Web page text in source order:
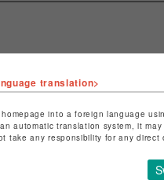
ショップ名
特定商取引法など
ショップお問い合
translation>
into a foreign language
automatic translation system, it
take any responsibility for any